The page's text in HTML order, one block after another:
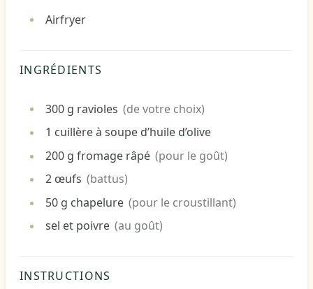
Airfryer
INGRÉDIENTS
300 g ravioles (de votre choix)
1 cuillère à soupe d’huile d’olive
200 g fromage râpé (pour le goût)
2œufs (battus)
50 g chapelure (pour le croustillant)
sel et poivre (au goût)
INSTRUCTIONS